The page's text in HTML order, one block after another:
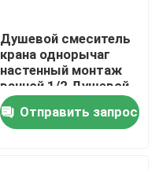
Душевой смеситель
крана однорычаг
настенный монтаж
ванной 1/2 Душевой
выпуск Нижняя
Отправить запрос